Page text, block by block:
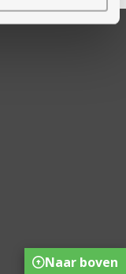
Naar boven